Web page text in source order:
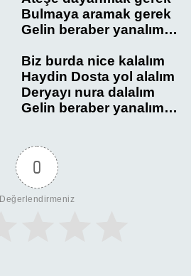
Bulmaya aramak gerek
Gelin beraber yanalım…
Biz burda nice kalalım
Haydin Dosta yol alalım
Deryayı nura dalalım
Gelin beraber yanalım…
0
Değerlendirmeniz